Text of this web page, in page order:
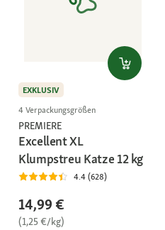
EXKLUSIV
4 Verpackungsgrößen
PREMIERE
Excellent XL
Klumpstreu Katze 12 kg
4.4 (628)
14,99 €
(1,25 €/kg)